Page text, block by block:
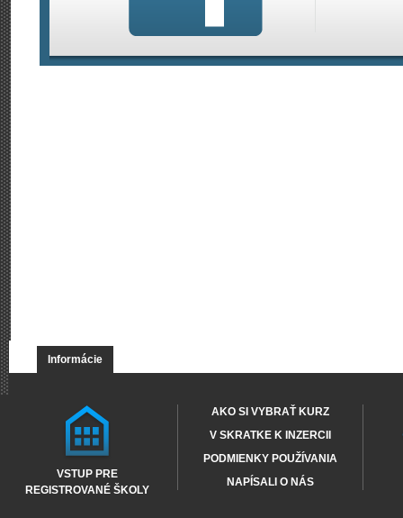
Informácie
VSTUP PRE
REGISTROVANÉ ŠKOLY
AKO SI VYBRAŤ KURZ
V SKRATKE K INZERCII
PODMIENKY POUŽÍVANIA
NAPÍSALI O NÁS